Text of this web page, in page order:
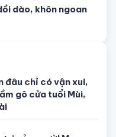
tuổi Thân âm
đâu chỉ có vận xui,
gõ cửa tuổi Mùi,